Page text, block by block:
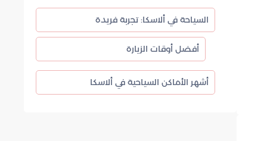
السياحة في ألاسكا: تجربة فريدة
أفضل أوقات الزيارة
أشهر الأماكن السياحية في ألاسكا